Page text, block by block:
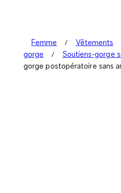
Femme Vêtements
gorge
Soutiens-gorge
gorge postopératoire sans